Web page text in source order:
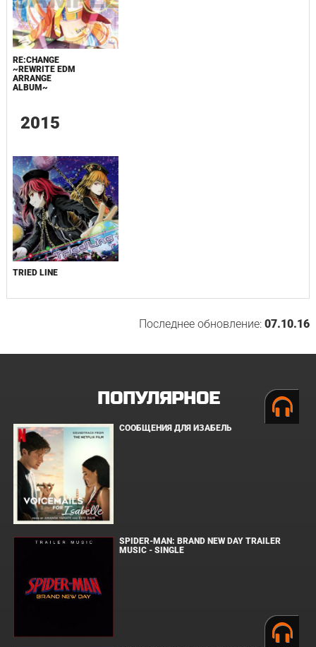
RE:CHANGE
~REWRITE EDM
ARRANGE
ALBUM~
2015
TRIED LINE
Последнее обновление:07.10.16
ПОПУЛЯРНОЕ
СООБЩЕНИЯ ДЛЯ ИЗАБЕЛЬ
SPIDER-MAN: BRAND NEW DAY TRAILER
MUSIC - SINGLE